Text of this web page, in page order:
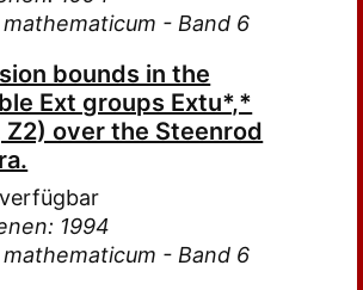
mathematicum - Band 6
bounds in the
Ext groups Extu*,*
Z2) over the Steenrod
1994
mathematicum - Band 6